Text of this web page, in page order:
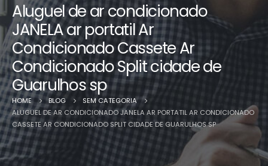
Aluguel de ar condicionado
JANELA ar portatil Ar
Condicionado Cassete Ar
Condicionado Split cidade de
Guarulhos sp
HOME BLOG
SEM CATEGORIA
ALUGUEL DE AR CONDICIONADO JANELA AR PORTATIL AR CONDICIONADO
CASSETE AR CONDICIONADO SPLIT CIDADE DE GUARULHOS SP